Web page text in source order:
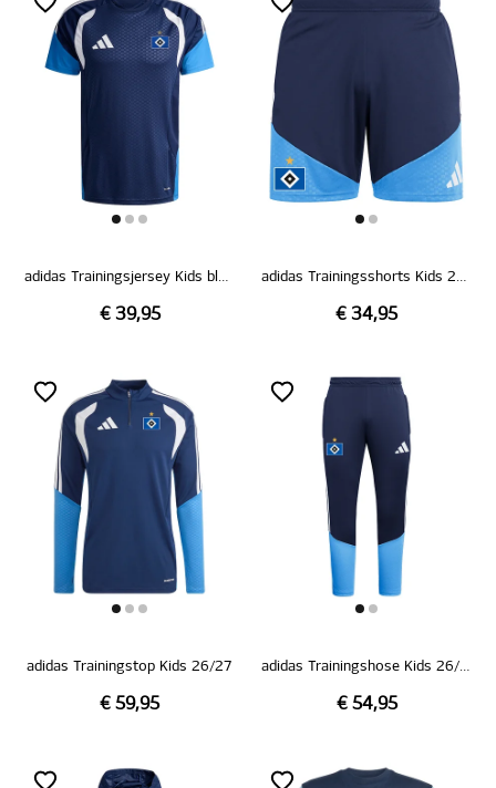
adidas Trainingsjersey Kids blau 26/27
€ 39,95
adidas Trainingsshorts Kids 26/27
€ 34,95
adidas Trainingstop Kids 26/27
€ 59,95
adidas Trainingshose Kids 26/27
€ 54,95